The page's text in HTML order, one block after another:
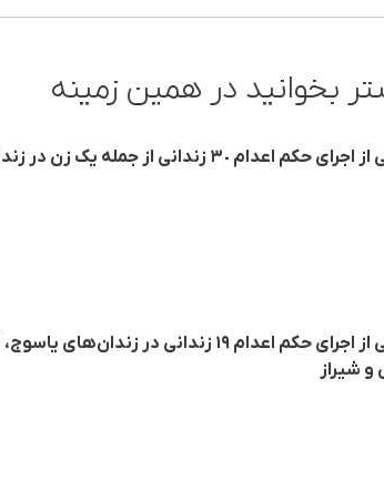
بخوانید در همین زمینه
اعدام ٣٠ زندانی از جملە یک زن در زندان‌های مختلف ایران
گزارشی از اجرای حکم اعدام ١٩ زندانی
و شیراز